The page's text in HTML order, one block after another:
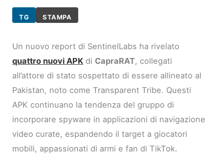
TG STAMPA
Un nuovo report di SentinelLabs ha rivelato
quattro nuovi APK di CapraRAT, collegati
all’attore di stato sospettato di essere allineato al
Pakistan, noto come Transparent Tribe. Questi
APK continuano la tendenza del gruppo di
incorporare spyware in applicazioni di navigazione
video curate, espandendo il target a giocatori
mobili, appassionati di armi e fan di TikTok.